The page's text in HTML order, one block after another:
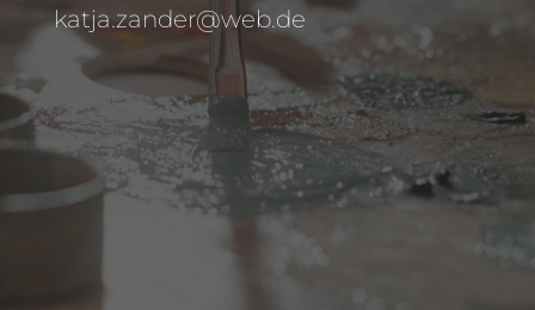
katja.zander@web.de